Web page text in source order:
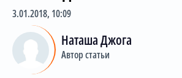
3.01.2018, 10:09
Наташа Джога
Автор статьи
История Челси
Статистика
Календарь игр